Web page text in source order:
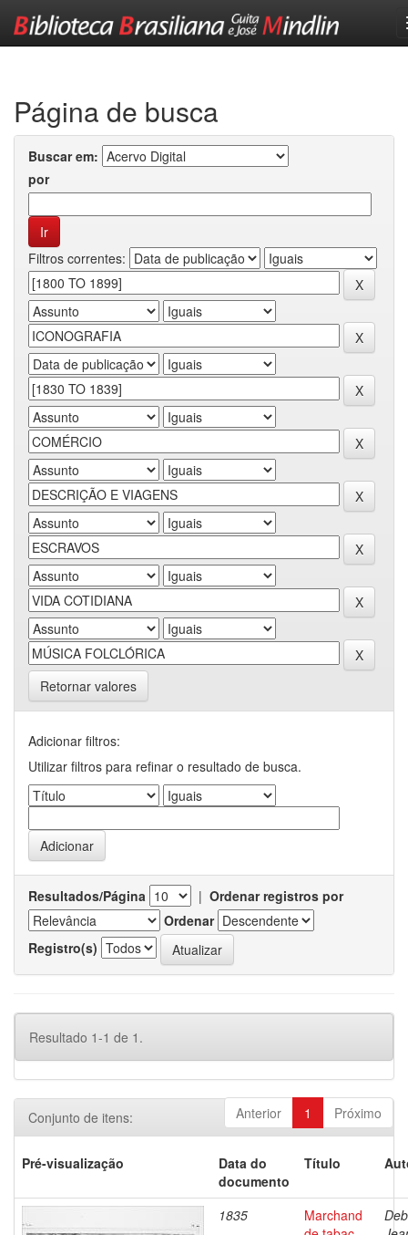
Página de busca
Buscar em:
por
Filtros correntes:
Retornar valores
Adicionar filtros:
Utilizar filtros para refinar o resultado de busca.
Resultados/Página | Ordenar registros por
Ordenar
Registro(s)
Resultado 1-1 de 1.
Anterior 1 Próximo
Conjunto de itens:
Pré-visualização
Data do
documento
Título
1835
Marchand